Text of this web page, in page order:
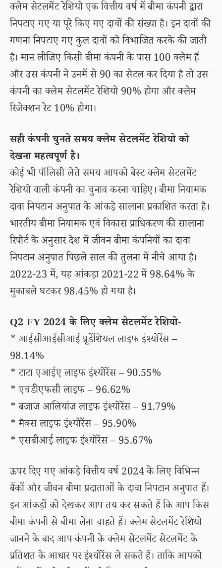
क्लेम सेटलमेंट रेशियो एक वित्तीय वर्ष में बीमा कंपनी द्वारा
निपटाए गए या पूरे किए गए दावों की संख्या है। इन दावों की
गणना निपटाए गए कुल दावों को विभाजित करके की जाती
है। मान लीजिए किसी बीमा कंपनी के पास 100 क्लेम हैं
और उस कंपनी ने उनमें से 90 का सेटल कर दिया है तो उस
कंपनी का क्लेम सेटलमेंट रेशियो 90% होगा और क्लेम
रिजेक्शन रेट 10% होगा।
सही कंपनी चुनते समय क्लेम सेटलमेंट रेशियो को
देखना महत्वपूर्ण है।
कोई भी पॉलिसी लेते समय आपको बेस्ट क्लेम सेटलमेंट
रेशियो वाली कंपनी का चुनाव करना चाहिए। बीमा नियामक
दावा निपटान अनुपात के आंकड़े सालाना प्रकाशित करता है।
भारतीय बीमा नियामक एवं विकास प्राधिकरण की सालाना
रिपोर्ट के अनुसार देश में जीवन बीमा कंपनियों का दावा
निपटान अनुपात पिछले साल की तुलना में नीचे आया है।
2022-23 में, यह आंकड़ा 2021-22 में 98.64% के
मुकाबले घटकर 98.45% हो गया है।
Q2 FY 2024 के लिए क्लेम सेटलमेंट रेशियो-
* आईसीआईसीआई प्रूडेंशियल लाइफ इंश्योरेंस –
98.14%
* टाटा एआईए लाइफ इंश्योरेंस – 90.55%
* एचडीएफसी लाइफ – 96.62%
* बजाज आलियांज लाइफ इंश्योरेंस – 91.79%
* मैक्स लाइफ इंश्योरेंस – 95.90%
* एसबीआई लाइफ इंश्योरेंस – 95.67%
ऊपर दिए गए आंकड़े वित्तीय वर्ष 2024 के लिए विभिन्न
बैंकों और जीवन बीमा प्रदाताओं के दावा निपटान अनुपात हैं।
इन आंकड़ों को देखकर आप तय कर सकते हैं कि आप किस
बीमा कंपनी से बीमा लेना चाहते हैं। क्लेम सेटलमेंट रेशियो
जानने के बाद आप कंपनी के क्लेम सेटलमेंट सेटलमेंट के
प्रतिशत के आधार पर इंश्योरेंस ले सकते हैं। ताकि आपको